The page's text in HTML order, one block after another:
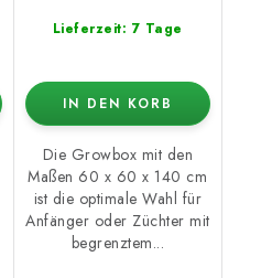
Lieferzeit: 7 Tage
IN DEN KORB
Die Growbox mit den
Maßen 60 x 60 x 140 cm
ist die optimale Wahl für
Anfänger oder Züchter mit
begrenztem...